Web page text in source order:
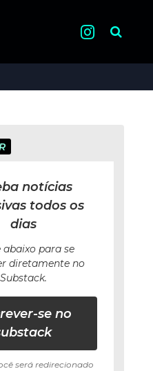
Pesquisa
notícias
todos os
dias
abaixo para se
diretamente no
Substack.
se no
será redirecionado